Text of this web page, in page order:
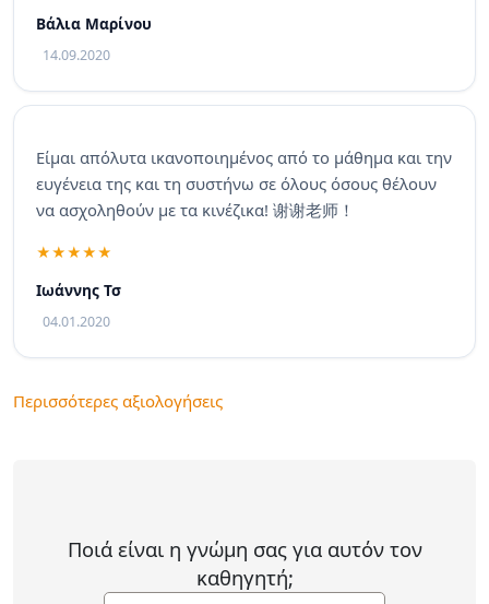
Βάλια Μαρίνου
14.09.2020
Είμαι απόλυτα ικανοποιημένος από το μάθημα και την
ευγένεια της και τη συστήνω σε όλους όσους θέλουν
να ασχοληθούν με τα κινέζικα! 谢谢老师！
Ιωάννης Τσ
04.01.2020
Περισσότερες αξιολογήσεις
Ποιά είναι η γνώμη σας για αυτόν τον
καθηγητή;